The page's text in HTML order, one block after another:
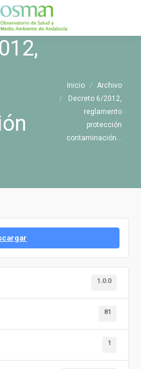
Estás aquí:
Inicio
Archivo
Decreto 6/2012,
reglamento
protección
contaminación…
1.0.0
81
1